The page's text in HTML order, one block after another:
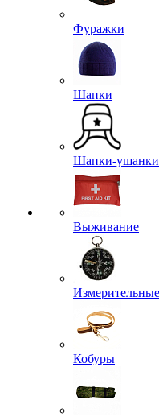
Фуражки
Шапки
Шапки-ушанки
Выживание
Кобуры